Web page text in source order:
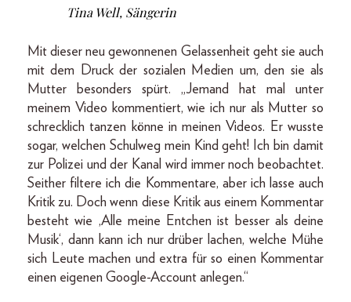
Tina Well, Sängerin
Mit dieser neu gewonnenen Gelassenheit geht sie auch
mit dem Druck der sozialen Medien um, den sie als
Mutter besonders spürt. „Jemand hat mal unter
meinem Video kommentiert, wie ich nur als Mutter so
schrecklich tanzen könne in meinen Videos. Er wusste
sogar, welchen Schulweg mein Kind geht! Ich bin damit
zur Polizei und der Kanal wird immer noch beobachtet.
Seither filtere ich die Kommentare, aber ich lasse auch
Kritik zu. Doch wenn diese Kritik aus einem Kommentar
besteht wie ‚Alle meine Entchen ist besser als deine
Musik‘, dann kann ich nur drüber lachen, welche Mühe
sich Leute machen und extra für so einen Kommentar
einen eigenen Google-­Account anlegen.“